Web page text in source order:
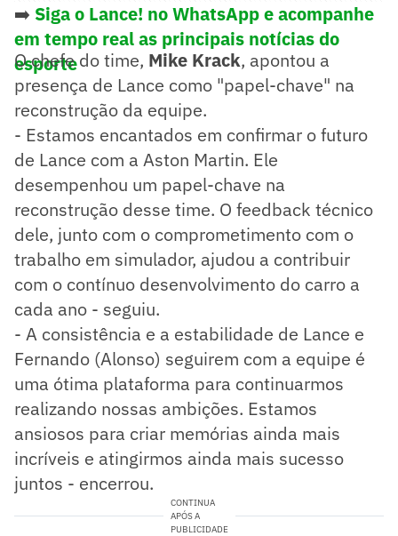
➡️ Siga o Lance! no WhatsApp e acompanhe
em tempo real as principais notícias do
esporte
O chefe do time, Mike Krack, apontou a
presença de Lance como "papel-chave" na
reconstrução da equipe.
- Estamos encantados em confirmar o futuro
de Lance com a Aston Martin. Ele
desempenhou um papel-chave na
reconstrução desse time. O feedback técnico
dele, junto com o comprometimento com o
trabalho em simulador, ajudou a contribuir
com o contínuo desenvolvimento do carro a
cada ano - seguiu.
- A consistência e a estabilidade de Lance e
Fernando (Alonso) seguirem com a equipe é
uma ótima plataforma para continuarmos
realizando nossas ambições. Estamos
ansiosos para criar memórias ainda mais
incríveis e atingirmos ainda mais sucesso
juntos - encerrou.
CONTINUA
APÓS A
PUBLICIDADE